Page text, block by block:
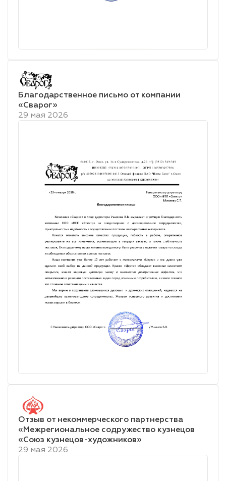
Благодарственное письмо от компании
«Сварог»
29 мая 2026
Отзыв от некоммерческого партнерства
«Межрегиональное содружество кузнецов
«Союз кузнецов-художников»
29 мая 2026